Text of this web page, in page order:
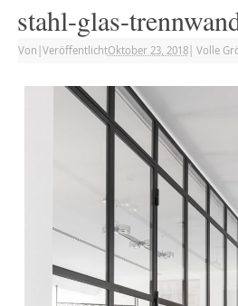
stahl-glas-
Von |VeröffentlichtOktober 23, 2018| Volle